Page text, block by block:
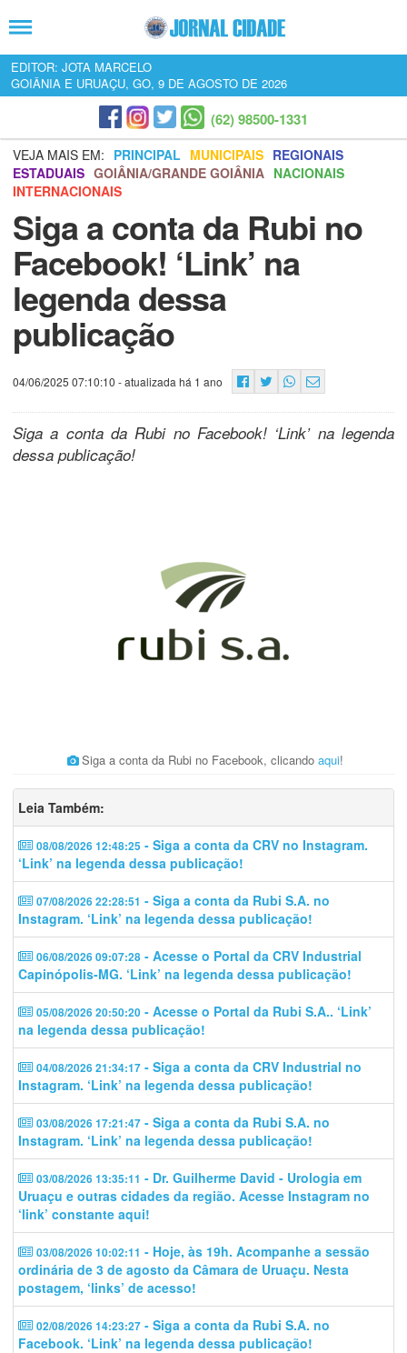
EDITOR: JOTA MARCELO
GOIÂNIA E URUAÇU, GO, 9 DE AGOSTO DE 2026
(62) 98500-1331
VEJA MAIS EM: PRINCIPAL MUNICIPAIS REGIONAIS
ESTADUAIS GOIÂNIA/GRANDE GOIÂNIA NACIONAIS
INTERNACIONAIS
Siga a conta da Rubi no
Facebook! ‘Link’ na
legenda dessa
publicação
04/06/2025 07:10:10 - atualizada há 1 ano
Siga a conta da Rubi no Facebook! ‘Link’ na legenda
dessa publicação!
Siga a conta da Rubi no Facebook, clicando aqui!
Leia Também:
08/08/2026 12:48:25 - Siga a conta da CRV no Instagram.
‘Link’ na legenda dessa publicação!
07/08/2026 22:28:51 - Siga a conta da Rubi S.A. no
Instagram. ‘Link’ na legenda dessa publicação!
06/08/2026 09:07:28 - Acesse o Portal da CRV Industrial
Capinópolis-MG. ‘Link’ na legenda dessa publicação!
05/08/2026 20:50:20 - Acesse o Portal da Rubi S.A.. ‘Link’
na legenda dessa publicação!
04/08/2026 21:34:17 - Siga a conta da CRV Industrial no
Instagram. ‘Link’ na legenda dessa publicação!
03/08/2026 17:21:47 - Siga a conta da Rubi S.A. no
Instagram. ‘Link’ na legenda dessa publicação!
03/08/2026 13:35:11 - Dr. Guilherme David - Urologia em
Uruaçu e outras cidades da região. Acesse Instagram no
‘link’ constante aqui!
03/08/2026 10:02:11 - Hoje, às 19h. Acompanhe a sessão
ordinária de 3 de agosto da Câmara de Uruaçu. Nesta
postagem, ‘links’ de acesso!
02/08/2026 14:23:27 - Siga a conta da Rubi S.A. no
Facebook. ‘Link’ na legenda dessa publicação!